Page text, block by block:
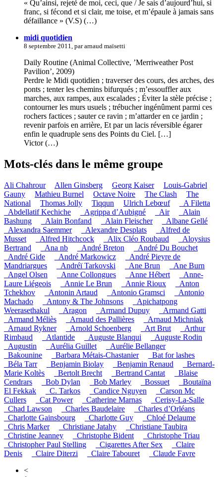
« Qu’ainsi, rejeté de moi, ceci, que / Je sais d’aujourd’hui, si
franc, si fécond et si clair, me toise, et m’épaule à jamais sans
défaillance » (V.S) (…)
midi quotidien
8 septembre 2011, par arnaud maïsetti
Daily Routine (Animal Collective, ’Merriweather Post
Pavilion’, 2009)
Perdre le Midi quotidien ; traverser des cours, des arches, des
ponts ; tenter les chemins bifurqués ; m’essouffler aux
marches, aux rampes, aux escalades ; Éviter la stèle précise ;
contourner les murs usuels ; trébucher ingénûment parmi ces
rochers factices ; sauter ce ravin ; m’attarder en ce jardin ;
revenir parfois en arrière, Et par un lacis réversible égarer
enfin le quadruple sens des Points du Ciel. […]
Victor (…)
Mots-clés dans le même groupe
Ali Chahrour Allen Ginsberg Georg Kaiser
Louis-Gabriel
Gauny
Mathieu Burnel Octave Noire The Clash
The
National
Thomas Jolly Tiqqun Ulrich Lebœuf
_A Filetta
_Abdellatif Kechiche
_Agrippa d’Aubigné _Air
_Alain
Bashung
_Alain Bonfand _Alain Fleischer
_Albane Gellé
_Alexandra Saemmer
_Alexandre Desplats
_Alfred de
Musset
_Alfred Hitchcock _Alix Cléo Roubaud
_Aloysius
Bertrand
_Ana nb _André Breton
_André Du Bouchet
_André Gide
_André Markowicz
_André Pieyre de
Mandriargues
_Andréï Tarkovski _Ane Brun
_Ane Burn
_Angel Olsen
_Anne Collongues _Anne Hébert
_Anne-
Laure Liégeois
_Annie Le Brun _Annie Rioux
_Anton
Tchekhov
_Antonin Artaud _Antonio Gramsci
_Antonio
Machado
_Antony & The Johnsons
_Apichatpong
Weerasethakul
_Aragon _Armand Dupuy
_Armand Gatti
_Armand Méliès
_Arnaud des Pallières
_Arnaud Michniak
_Arnaud Rykner
_Arnold Schoenberg _Art Brut
_Arthur
Rimbaud
_Atlantide _Auguste Blanqui
_Auguste Rodin
_Augustin
_Aurélia Guillet
_Aurélie Bellanger
_Bakounine
_Barbara Métais-Chastanier
_Bat for lashes
_Béla Tarr
_Benjamin Biolay _Benjamin Renaud
_Bernard-
Marie Koltès
_Bertolt Brecht _Bertrand Cantat
_Blaise
Cendrars
_Bob Dylan _Bob Marley _Bossuet
_Boutaïna
El Fekkak
_C. Tarkos _Candice Nguyen
_Carson Mc
Cullers
_Cat Power _Catherine Marnas
_Cerisy-La-Salle
_Chad Lawson
_Charles Baudelaire
_Charles d’Orléans
_Charlotte Gainsbourg
_Charlotte Guy
_Chloé Delaume
_Chris Marker
_Christiane Jatahy
_Christiane Taubira
_Christine Jeanney
_Christophe Bident
_Christophe Triau
_Christopher Paul Stelling
_Cigarettes After Sex
_Claire
Denis
_Claire Diterzi _Claire Tabouret
_Claude Favre
<